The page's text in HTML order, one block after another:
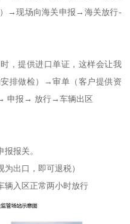
→现场向海关申报→海关放行-
，提供进口单证，这样会让我
排做检）→审单（客户提供资
申报→ 放行→车辆出区
报关。
出口，即可退税）
辆入区正常两小时放行